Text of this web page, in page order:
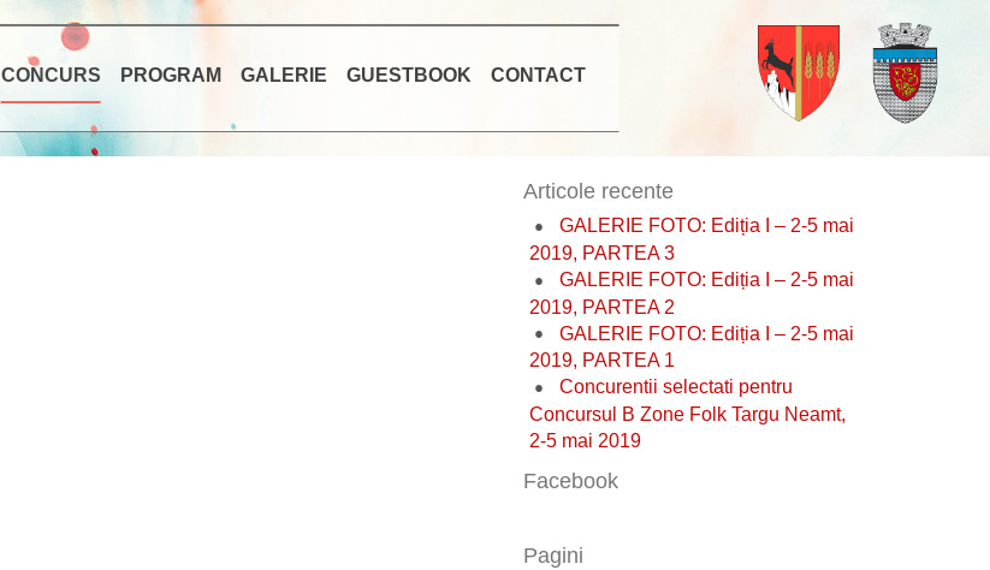
CONCURS PROGRAM GALERIE GUESTBOOK CONTACT
Articole recente
GALERIE FOTO: Ediția I – 2-5 mai
2019, PARTEA 3
GALERIE FOTO: Ediția I – 2-5 mai
2019, PARTEA 2
GALERIE FOTO: Ediția I – 2-5 mai
2019, PARTEA 1
Concurentii selectati pentru
Concursul B Zone Folk Targu Neamt,
2-5 mai 2019
Facebook
Pagini